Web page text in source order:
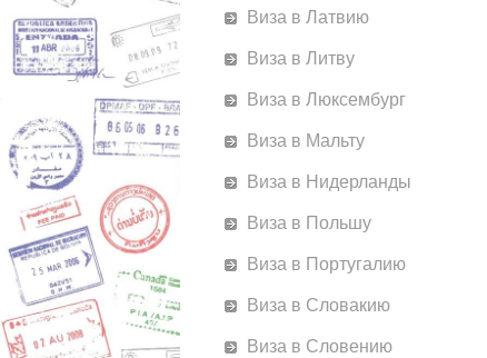
Виза в Латвию
Виза в Литву
Виза в Люксембург
Виза в Мальту
Виза в Нидерланды
Виза в Польшу
Виза в Португалию
Виза в Словакию
Виза в Словению